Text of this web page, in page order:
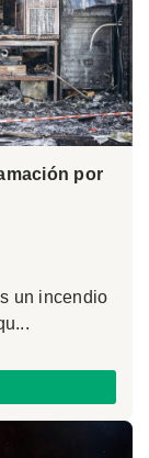
por
un incendio